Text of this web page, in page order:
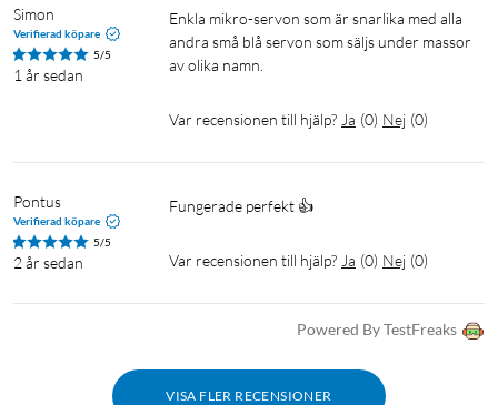
Simon
Verifierad köpare
5/5
1 år sedan
Enkla mikro-servon som är snarlika med alla
andra små blå servon som säljs under massor
av olika namn.
Var recensionen till hjälp? Ja (0) Nej (0)
Pontus
Verifierad köpare
5/5
2 år sedan
Fungerade perfekt 👍
Var recensionen till hjälp? Ja (0) Nej (0)
Powered By TestFreaks
VISA FLER RECENSIONER